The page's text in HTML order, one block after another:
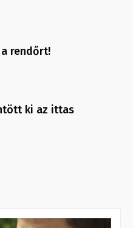
rendőrt!
ki az ittas